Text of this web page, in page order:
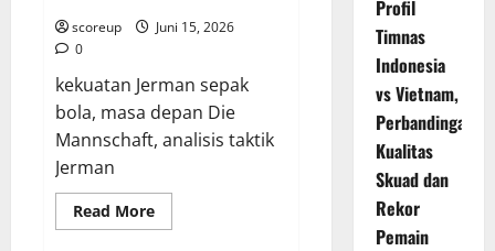
scoreup
Juni 15, 2026
0
kekuatan Jerman sepak
bola, masa depan Die
Mannschaft, analisis taktik
Jerman
Read MoreRead
more
Profil
Timnas
Indonesia
vs Vietnam,
Perbandingan
Kualitas
Skuad dan
Rekor
Pemain